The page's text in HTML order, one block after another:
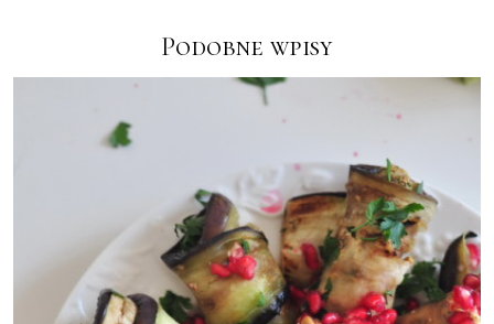
Podobne wpisy